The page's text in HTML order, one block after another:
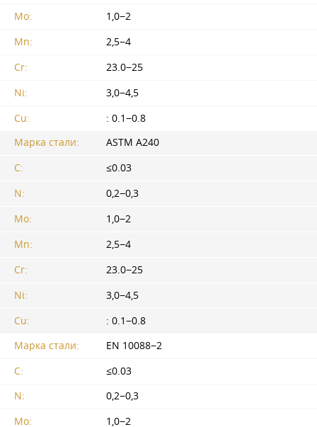
Mo:
1,0−2
Mn:
2,5−4
Cr:
23.0−25
Ni:
3,0−4,5
Cu:
: 0.1−0.8
Марка стали:
ASTM A240
С:
≤0.03
N:
0,2−0,3
Mo:
1,0−2
Mn:
2,5−4
Cr:
23.0−25
Ni:
3,0−4,5
Cu:
: 0.1−0.8
Марка стали:
EN 10088−2
С:
≤0.03
N:
0,2−0,3
Mo:
1,0−2